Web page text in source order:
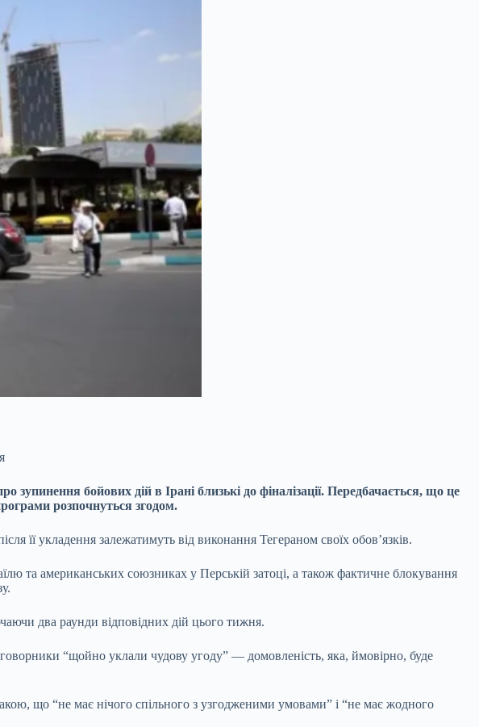
бойових дій в Ірані близькі до фіналізації. Передбачається, що це
розпочнуться згодом.
її укладення залежатимуть від виконання Тегераном своїх обов’язків.
та американських союзниках у Перській затоці, а також фактичне блокування
два раунди відповідних дій цього тижня.
“щойно уклали чудову угоду” — домовленість, яка, ймовірно, буде
що “не має нічого спільного з узгодженими умовами” і “не має жодного